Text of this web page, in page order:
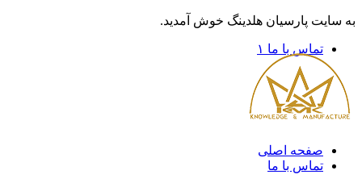
به سایت پارسیان هلدینگ خوش آمدید.
تماس با ما ۱
صفحه اصلی
تماس با ما